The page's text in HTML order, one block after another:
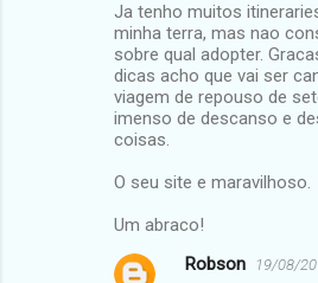
Ja tenho muitos
minha terra, mas nao
sobre qual adopter.
dicas acho que vai ser
viagem de repouso de
imenso de descanso e
coisas.
O seu site e maravilhoso.
Um abraco!
Robson 19/08/